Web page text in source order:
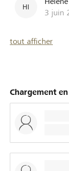
HI
3 juin
tout afficher
Chargement